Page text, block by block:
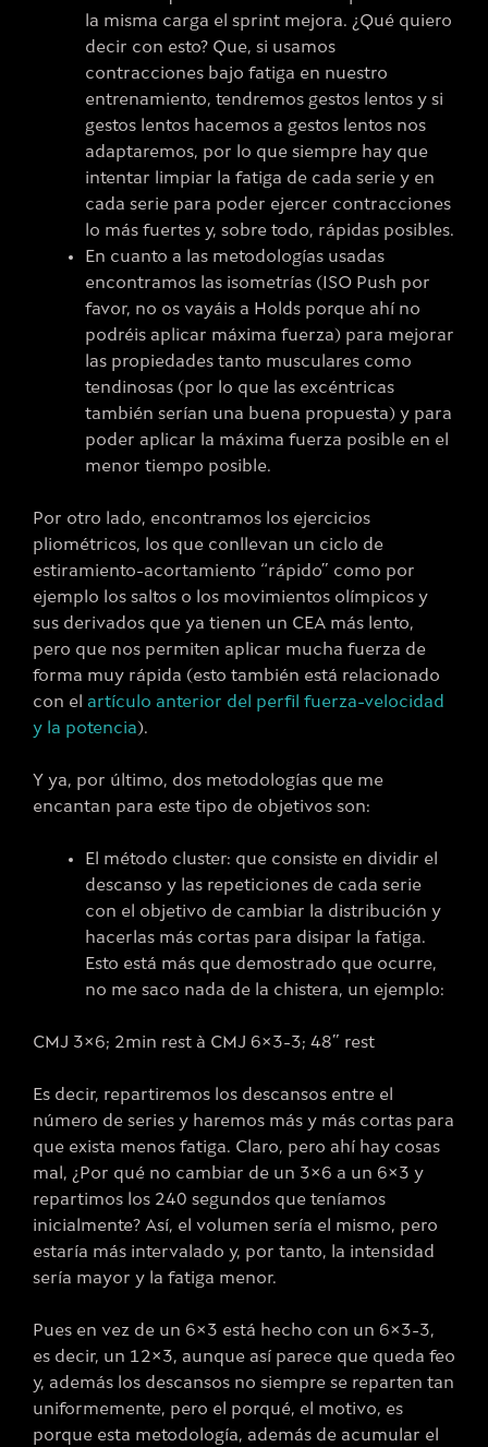
la misma carga el sprint mejora. ¿Qué quiero
decir con esto? Que, si usamos
contracciones bajo fatiga en nuestro
entrenamiento, tendremos gestos lentos y si
gestos lentos hacemos a gestos lentos nos
adaptaremos, por lo que siempre hay que
intentar limpiar la fatiga de cada serie y en
cada serie para poder ejercer contracciones
lo más fuertes y, sobre todo, rápidas posibles.
En cuanto a las metodologías usadas
encontramos las isometrías (ISO Push por
favor, no os vayáis a Holds porque ahí no
podréis aplicar máxima fuerza) para mejorar
las propiedades tanto musculares como
tendinosas (por lo que las excéntricas
también serían una buena propuesta) y para
poder aplicar la máxima fuerza posible en el
menor tiempo posible.
Por otro lado, encontramos los ejercicios
pliométricos, los que conllevan un ciclo de
estiramiento-acortamiento “rápido” como por
ejemplo los saltos o los movimientos olímpicos y
sus derivados que ya tienen un CEA más lento,
pero que nos permiten aplicar mucha fuerza de
forma muy rápida (esto también está relacionado
con el artículo anterior del perfil fuerza-velocidad
y la potencia).
Y ya, por último, dos metodologías que me
encantan para este tipo de objetivos son:
El método cluster: que consiste en dividir el
descanso y las repeticiones de cada serie
con el objetivo de cambiar la distribución y
hacerlas más cortas para disipar la fatiga.
Esto está más que demostrado que ocurre,
no me saco nada de la chistera, un ejemplo:
CMJ 3×6; 2min rest à CMJ 6×3-3; 48” rest
Es decir, repartiremos los descansos entre el
número de series y haremos más y más cortas para
que exista menos fatiga. Claro, pero ahí hay cosas
mal, ¿Por qué no cambiar de un 3×6 a un 6×3 y
repartimos los 240 segundos que teníamos
inicialmente? Así, el volumen sería el mismo, pero
estaría más intervalado y, por tanto, la intensidad
sería mayor y la fatiga menor.
Pues en vez de un 6×3 está hecho con un 6×3-3,
es decir, un 12×3, aunque así parece que queda feo
y, además los descansos no siempre se reparten tan
uniformemente, pero el porqué, el motivo, es
porque esta metodología, además de acumular el